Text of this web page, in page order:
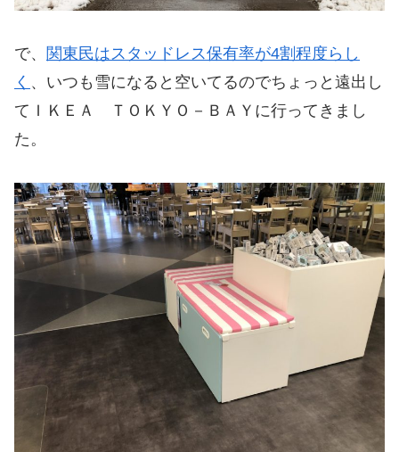
で、 関東民はスタッドレス保有率が4割程度らし
く 、いつも雪になると空いてるのでちょっと遠出し
てＩＫＥＡ ＴＯＫＹＯ－ＢＡＹに行ってきまし
た。